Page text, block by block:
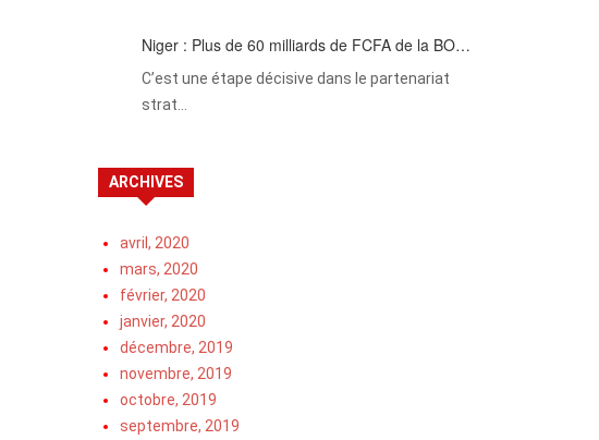
Niger : Plus de 60 milliards de FCFA de la BO…
C’est une étape décisive dans le partenariat
strat…
ARCHIVES
avril, 2020
mars, 2020
février, 2020
janvier, 2020
décembre, 2019
novembre, 2019
octobre, 2019
septembre, 2019